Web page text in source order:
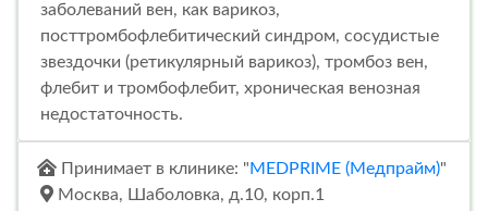
заболеваний вен, как варикоз,
посттромбофлебитический синдром, сосудистые
звездочки (ретикулярный варикоз), тромбоз вен,
флебит и тромбофлебит, хроническая венозная
недостаточность.
Принимает в клинике: "MEDPRIME (Медпрайм)"
Москва, Шаболовка, д.10, корп.1